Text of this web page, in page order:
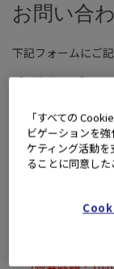
お問い合
下記フォームにご
【ご注意事項】
です。
それ以外に関して
ださい。
土曜・日曜・祝
あらかじめご了
「すべての
ビゲーションを
ケティング活動
ることに同意した